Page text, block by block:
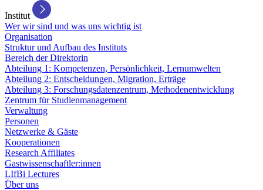
Institut
Wer wir sind und was uns wichtig ist
Organisation
Struktur und Aufbau des Instituts
Bereich der Direktorin
Abteilung 1: Kompetenzen, Persönlichkeit, Lernumwelten
Abteilung 2: Entscheidungen, Migration, Erträge
Abteilung 3: Forschungsdatenzentrum, Methodenentwicklung
Zentrum für Studienmanagement
Verwaltung
Personen
Netzwerke & Gäste
Kooperationen
Research Affiliates
Gastwissenschaftler:innen
LIfBi Lectures
Über uns